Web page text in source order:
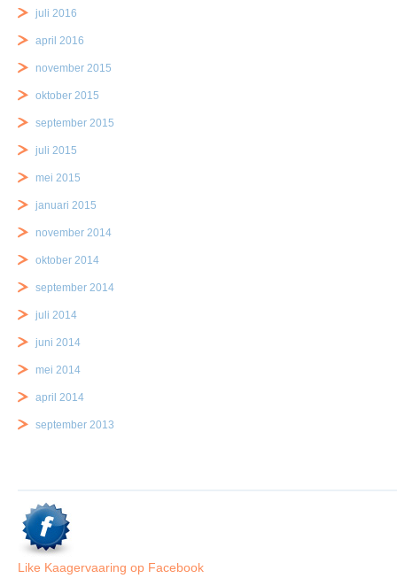
juli 2016
april 2016
november 2015
oktober 2015
september 2015
juli 2015
mei 2015
januari 2015
november 2014
oktober 2014
september 2014
juli 2014
juni 2014
mei 2014
april 2014
september 2013
Like Kaagervaaring op Facebook